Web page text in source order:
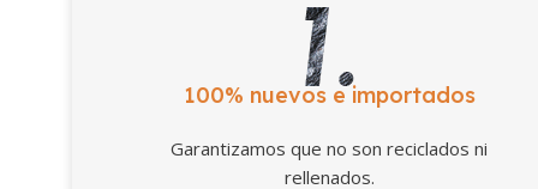
100% nuevos e importados
Garantizamos que no son reciclados ni
rellenados.